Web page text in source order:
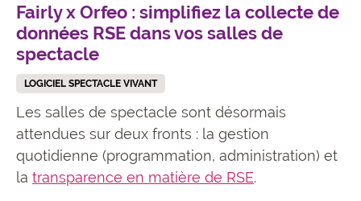
Fairly x Orfeo : simplifiez la collecte de
données RSE dans vos salles de
spectacle
LOGICIEL SPECTACLE VIVANT
Les salles de spectacle sont désormais
attendues sur deux fronts : la gestion
quotidienne (programmation, administration) et
la transparence en matière de RSE.